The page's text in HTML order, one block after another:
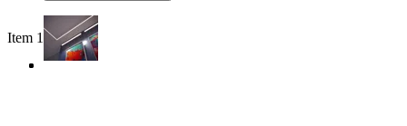
Item 1 of 3